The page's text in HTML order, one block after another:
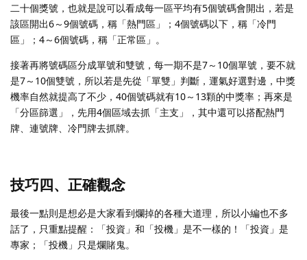
二十個獎號，也就是說可以看成每一區平均有5個號碼會開出，若是
該區開出6～9個號碼，稱「熱門區」；4個號碼以下，稱「冷門
區」；4～6個號碼，稱「正常區」。
接著再將號碼區分成單號和雙號，每一期不是7～10個單號，要不就
是7～10個雙號，所以若是先從「單雙」判斷，運氣好選對邊，中獎
機率自然就提高了不少，40個號碼就有10～13顆的中獎率；再來是
「分區篩選」，先用4個區域去抓「主支」，其中還可以搭配熱門
牌、連號牌、冷門牌去抓牌。
技巧四、正確觀念
最後一點則是想必是大家看到爛掉的各種大道理，所以小編也不多
話了，只重點提醒：「投資」和「投機」是不一樣的！「投資」是
專家；「投機」只是爛賭鬼。